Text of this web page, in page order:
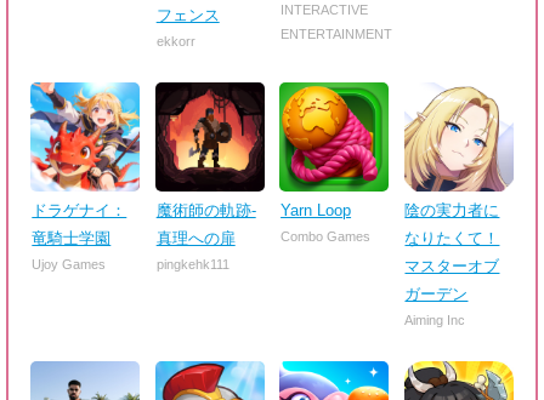
フェンス
ekkorr
INTERACTIVE
ENTERTAINMENT
ドラゲナイ：
竜騎士学園
Ujoy Games
魔術師の軌跡-
真理への扉
pingkehk111
Yarn Loop
Combo Games
陰の実力者に
なりたくて！
マスターオブ
ガーデン
Aiming Inc